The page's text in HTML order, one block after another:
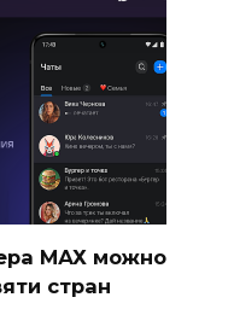
МАХ можно
стран